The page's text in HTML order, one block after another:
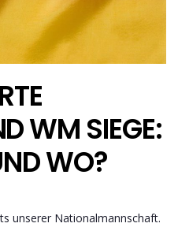
WM SIEGE:
WO?
unserer Nationalmannschaft.